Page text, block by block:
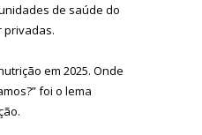
de saúde do
privadas.
em 2025. Onde
foi o lema